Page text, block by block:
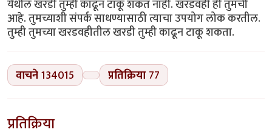
येथील खरडी तुम्ही काढून टाकू शकत नाही. खरडवही ही तुमची
आहे. तुमच्याशी संपर्क साधण्यासाठी त्याचा उपयोग लोक करतील.
तुम्ही तुमच्या खरडवहीतील खरडी तुम्ही काढून टाकू शकता.
वाचने134015 प्रतिक्रिया 77
प्रतिक्रिया